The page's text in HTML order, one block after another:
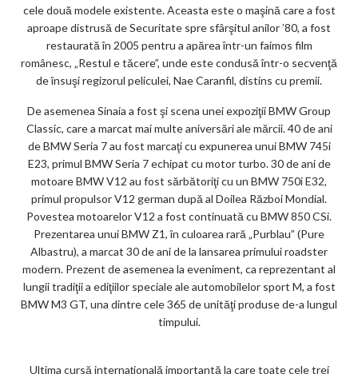
cele două modele existente. Aceasta este o maşină care a fost
aproape distrusă de Securitate spre sfârşitul anilor ’80, a fost
restaurată în 2005 pentru a apărea într-un faimos film
românesc, „Restul e tăcere”, unde este condusă într-o secvenţă
de însuşi regizorul peliculei, Nae Caranfil, distins cu premii.
De asemenea Sinaia a fost şi scena unei expoziţii BMW Group
Classic, care a marcat mai multe aniversări ale mărcii. 40 de ani
de BMW Seria 7 au fost marcaţi cu expunerea unui BMW 745i
E23, primul BMW Seria 7 echipat cu motor turbo. 30 de ani de
motoare BMW V12 au fost sărbătoriţi cu un BMW 750i E32,
primul propulsor V12 german după al Doilea Război Mondial.
Povestea motoarelor V12 a fost continuată cu BMW 850 CSi.
Prezentarea unui BMW Z1, în culoarea rară „Purblau” (Pure
Albastru), a marcat 30 de ani de la lansarea primului roadster
modern. Prezent de asemenea la eveniment, ca reprezentant al
lungii tradiţii a ediţiilor speciale ale automobilelor sport M, a fost
BMW M3 GT, una dintre cele 365 de unităţi produse de-a lungul
timpului.
Ultima cursă internaţională importantă la care toate cele trei